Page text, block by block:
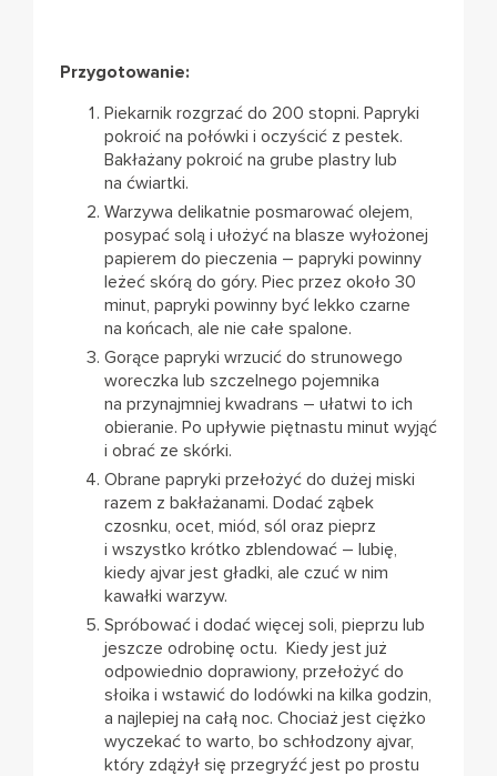
Przygotowanie:
Piekarnik rozgrzać do 200 stopni. Papryki
pokroić na połówki i oczyścić z pestek.
Bakłażany pokroić na grube plastry lub
na ćwiartki.
Warzywa delikatnie posmarować olejem,
posypać solą i ułożyć na blasze wyłożonej
papierem do pieczenia – papryki powinny
leżeć skórą do góry. Piec przez około 30
minut, papryki powinny być lekko czarne
na końcach, ale nie całe spalone.
Gorące papryki wrzucić do strunowego
woreczka lub szczelnego pojemnika
na przynajmniej kwadrans – ułatwi to ich
obieranie. Po upływie piętnastu minut wyjąć
i obrać ze skórki.
Obrane papryki przełożyć do dużej miski
razem z bakłażanami. Dodać ząbek
czosnku, ocet, miód, sól oraz pieprz
i wszystko krótko zblendować – lubię,
kiedy ajvar jest gładki, ale czuć w nim
kawałki warzyw.
Spróbować i dodać więcej soli, pieprzu lub
jeszcze odrobinę octu. Kiedy jest już
odpowiednio doprawiony, przełożyć do
słoika i wstawić do lodówki na kilka godzin,
a najlepiej na całą noc. Chociaż jest ciężko
wyczekać to warto, bo schłodzony ajvar,
który zdążył się przegryźć jest po prostu